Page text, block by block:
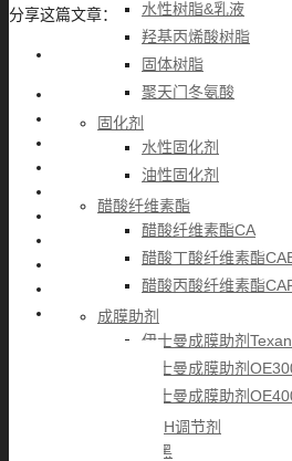
水性树脂&乳液
羟基丙烯酸树脂
固体树脂
聚天门冬氨酸
固化剂
水性固化剂
油性固化剂
醋酸纤维素酯
醋酸纤维素酯CA
醋酸丁酸纤维素酯
醋酸丙酸纤维素酯
成膜助剂
伊士曼成膜助剂
伊士曼成膜助剂
伊士曼成膜助剂
颜填料&PH调节剂
炭黑
分享这篇文章：